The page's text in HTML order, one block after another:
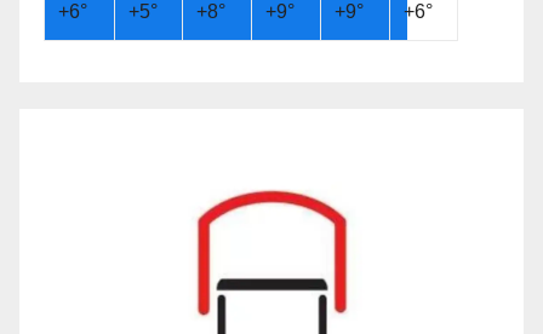
+6° +5° +8° +9° +9° +6°